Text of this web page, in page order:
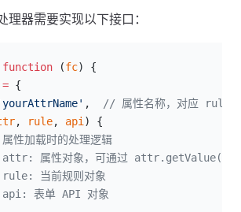
理器需要实现以下接口：
function (fc) {
= {
,
// 属性名称，对应
, rule, api ) {
性加载时的处理逻辑
属性对象，可通过 attr.getValue()
当前规则对象
表单 API 对象